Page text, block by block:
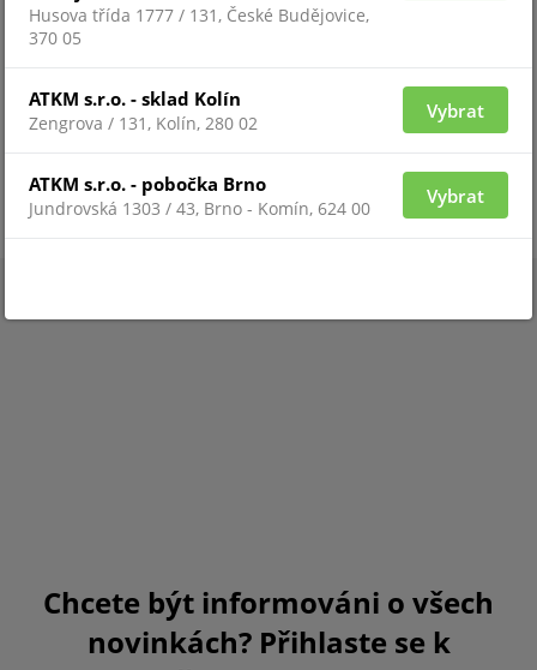
Pro zobrazení informací je nutné být přihlášený
Chcete být informováni o všech
novinkách? Přihlaste se k
Husova třída 1777 / 131, České Budějovice,
370 05
ATKM s.r.o. - sklad Kolín
Zengrova / 131, Kolín, 280 02
Vybrat
ATKM s.r.o. - pobočka Brno
Jundrovská 1303 / 43, Brno - Komín, 624 00
Vybrat